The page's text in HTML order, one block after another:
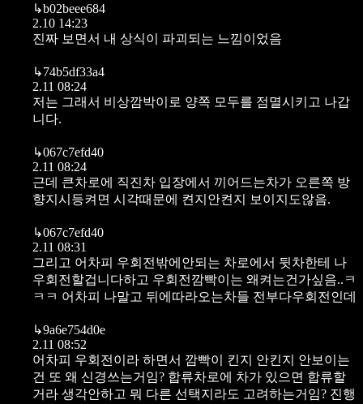
↳b02beee684
2.10 14:23
진짜 보면서 내 상식이 파괴되는 느낌이었음
↳74b5df33a4
2.11 08:24
저는 그래서 비상깜박이로 양쪽 모두를 점멸시키고 나갑
니다.
↳067c7efd40
2.11 08:24
근데 큰차로에 직진차 입장에서 끼어드는차가 오른쪽 방
향지시등켜면 시각때문에 켠지안켠지 보이지도않음.
↳067c7efd40
2.11 08:31
그리고 어차피 우회전밖에안되는 차로에서 뒷차한테 나
우회전할겁니다하고 우회전깜빡이는 왜켜는건가싶음..ㅋ
ㅋㅋ 어차피 나말고 뒤에따라오는차들 전부다우회전인데
↳9a6e754d0e
2.11 08:52
어차피 우회전이라 하면서 깜빡이 킨지 안킨지 안보이는
건 또 왜 신경쓰는거임? 합류차로에 차가 있으면 합류할
거라 생각안하고 뭐 다른 선택지라도 고려하는거임? 진행